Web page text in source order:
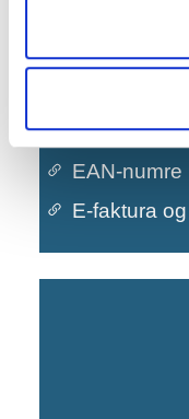
Primær
Bliv
Kommune
EAN-numre
E-faktura